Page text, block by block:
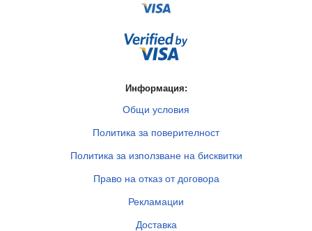
Информация:
Общи условия
Политика за поверителност
Политика за използване на бисквитки
Право на отказ от договора
Рекламации
Доставка